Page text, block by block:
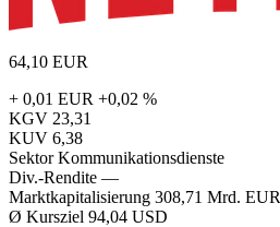
64,10 EUR
+ 0,01 EUR +0,02 %
KGV 23,31
KUV 6,38
Sektor Kommunikationsdienste
Div.-Rendite —
Marktkapitalisierung 308,71 Mrd. EUR
Ø Kursziel 94,04 USD